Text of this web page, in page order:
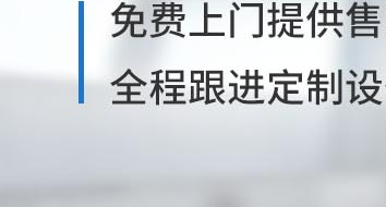
阿森河计量泵在运行中 居然不用加油？